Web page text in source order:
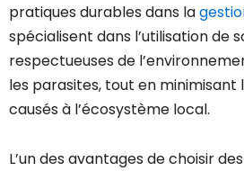
pratiques durables dans la
spécialisent dans l’utilisation de
respectueuses de
les parasites, tout en minimisant
causés à l’écosystème local.
L’un des avantages de choisir